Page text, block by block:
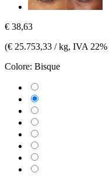
€ 38,63
(€ 25.753,33 / kg, IVA 22%
Colore: Bisque